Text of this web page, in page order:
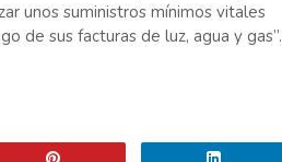
unos suministros mínimos vitales
de sus facturas de luz, agua y gas”.